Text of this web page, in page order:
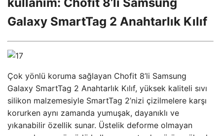
kullanım: Chofit 8’li Samsung
Galaxy SmartTag 2 Anahtarlık Kılıf
Çok yönlü koruma sağlayan Chofit 8’li Samsung
Galaxy SmartTag 2 Anahtarlık Kılıf, yüksek kaliteli sıvı
silikon malzemesiyle SmartTag 2’nizi çizilmelere karşı
korurken aynı zamanda yumuşak, dayanıklı ve
yıkanabilir özellik sunar. Üstelik deforme olmayan